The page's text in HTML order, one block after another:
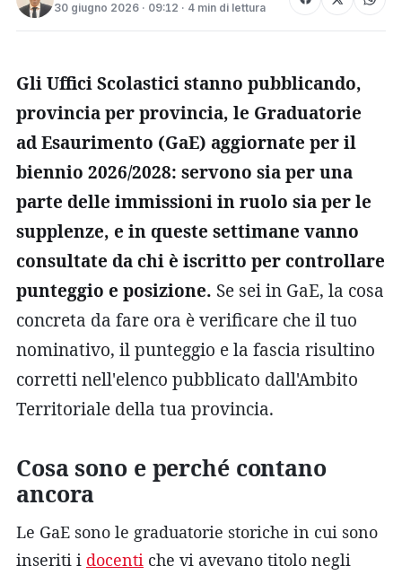
30 giugno 2026 · 09:12 · 4 min di lettura
Gli Uffici Scolastici stanno pubblicando,
provincia per provincia, le Graduatorie
ad Esaurimento (GaE) aggiornate per il
biennio 2026/2028: servono sia per una
parte delle immissioni in ruolo sia per le
supplenze, e in queste settimane vanno
consultate da chi è iscritto per controllare
punteggio e posizione. Se sei in GaE, la cosa
concreta da fare ora è verificare che il tuo
nominativo, il punteggio e la fascia risultino
corretti nell'elenco pubblicato dall'Ambito
Territoriale della tua provincia.
Cosa sono e perché contano
ancora
Le GaE sono le graduatorie storiche in cui sono
inseriti i docenti che vi avevano titolo negli